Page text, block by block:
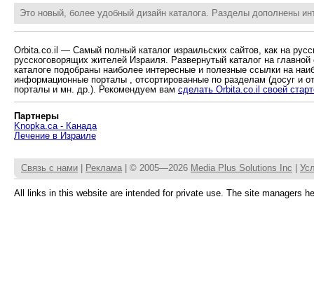
Это новый, более удобный дизайн каталога. Разделы дополнены
Orbita.co.il — Самый полный каталог израильских сайтов, как на
русскоговорящих жителей Израиля. Развернутый каталог на
каталоге подобраны наиболее интересные и полезные ссылки на
информационные порталы , отсортированные по разделам (досуг и
порталы и мн. др.). Рекомендуем вам сделать Orbita.co.il своей
Партнеры
Knopka.ca - Канада
Лечение в Израиле
Связь с нами Реклама | © 2005—2026 Media Plus Solutions Inc
All links in this website are intended for private use. The site managers